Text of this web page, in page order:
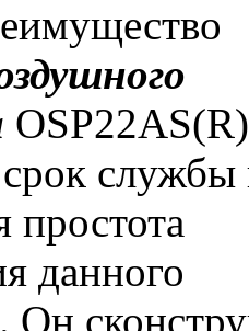
службы
простота
данного
Он